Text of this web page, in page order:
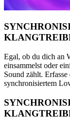
Egal, ob du dich an
einsammelst oder
Sound zählt.
synchronisiertem